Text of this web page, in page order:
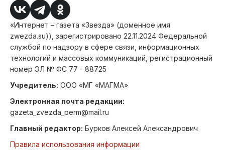
«Интернет – газета «Звезда» (доменное имя
zwezda.su)), зарегистрировано 22.11.2024 Федеральной
службой по надзору в сфере связи, информационных
технологий и массовых коммуникаций, регистрационный
номер ЭЛ № ФС 77 - 88725
Учредитель: ООО «МГ «МАГМА»
Электронная почта редакции:
gazeta_zvezda_perm@mail.ru
Главный редактор: Бурков Алексей Александрович
Правила использования информации